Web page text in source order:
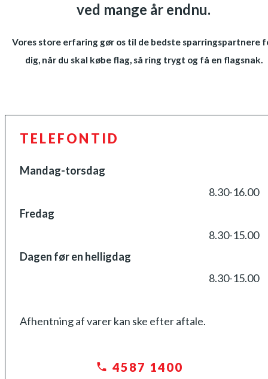
ved mange år endnu.
Vores store erfaring gør os til de bedste sparringspartnere
dig, når du skal købe flag, så ring trygt og få en flagsnak.
TELEFONTID
Mandag-torsdag
8.30-16.00
Fredag
8.30-15.00
Dagen før en helligdag
8.30-15.00
Afhentning af varer kan ske efter aftale.
4587 1400